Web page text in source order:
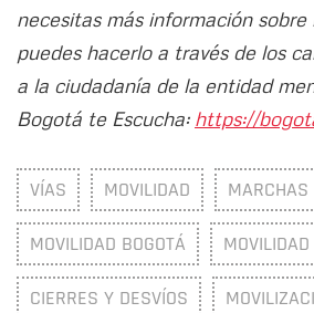
necesitas más información
puedes hacerlo a través de los
a la ciudadanía de la entidad
Bogotá te Escucha: https://
VÍAS MOVILIDAD MARCHAS
MOVILIDAD BOGOTÁ
CIERRES Y DESVÍOS